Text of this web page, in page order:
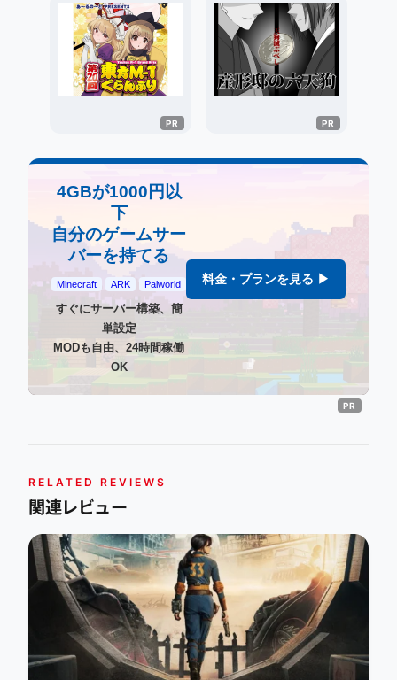
4GBが1000円以
下
自分のゲームサー
バーを持てる
Minecraft ARK Palworld
すぐにサーバー構築、簡
単設定
MODも自由、24時間稼働
OK
料金・プランを見る ▶
RELATED REVIEWS
関連レビュー